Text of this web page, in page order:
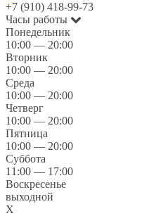
+7 (910) 418-99-73
Часы работы
Понедельник
10:00 — 20:00
Вторник
10:00 — 20:00
Среда
10:00 — 20:00
Четверг
10:00 — 20:00
Пятница
10:00 — 20:00
Суббота
11:00 — 17:00
Воскресенье
выходной
X